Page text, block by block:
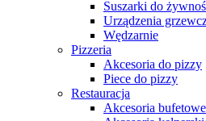
Suszarki do
Urządzenia
Wędzarnie
Pizzeria
Akcesoria do pizzy
Piece do pizzy
Restauracja
Akcesoria bufetowe